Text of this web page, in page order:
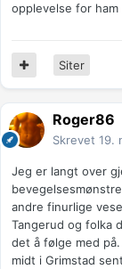
opplevelse for ham
Siter
Roger86
Skrevet 19.
Jeg er langt over
andre finurlige
Tangerud og folka
det å følge med
midt i Grimstad